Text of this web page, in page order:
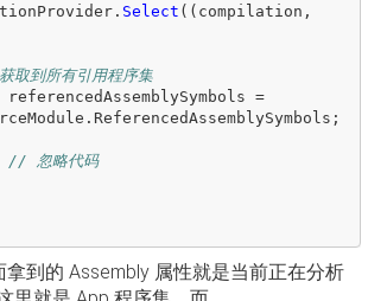
. Select (( compilation ,
到所有引用程序集
referencedAssemblySymbols =
. ReferencedAssemblySymbols ;
// 忽略代码
到的 Assembly 属性就是当前正在分析